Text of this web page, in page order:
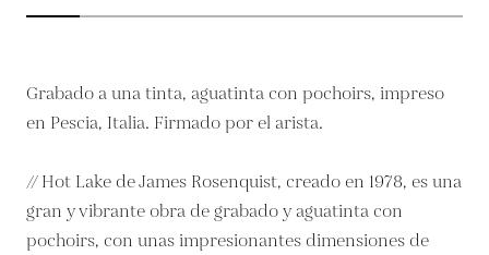
Grabado a una tinta, aguatinta con pochoirs, impreso
en Pescia, Italia. Firmado por el arista.
// Hot Lake de James Rosenquist, creado en 1978, es una
gran y vibrante obra de grabado y aguatinta con
pochoirs, con unas impresionantes dimensiones de